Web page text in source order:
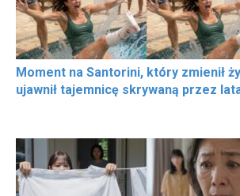
Moment na Santorini, który zmienił
ujawnił tajemnicę skrywaną przez